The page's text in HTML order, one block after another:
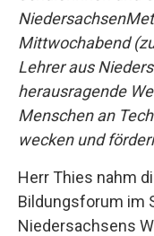
Mittwochabend
Lehrer aus
herausragende
Menschen an
wecken und
Herr Thies nahm
Bildungsforum im
Niedersachsens